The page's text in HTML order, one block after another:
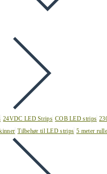
24VDC LED Strips COB LED strips
Tilbehør til LED strips 5 meter